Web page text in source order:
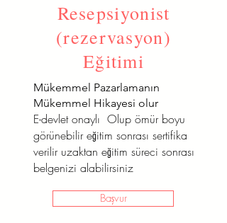
Resepsiyonist
(rezervasyon)
Eğitimi
Mükemmel Pazarlamanın
Mükemmel Hikayesi olur
E-devlet onaylı Olup ömür boyu
görünebilir eğitim sonrası sertifika
verilir uzaktan eğitim süreci sonrası
belgenizi alabilirsiniz
Başvur